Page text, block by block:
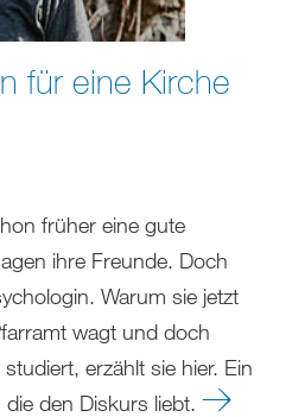
für eine Kirche
früher eine gute
ihre Freunde. Doch
Warum sie jetzt
wagt und doch
erzählt sie hier. Ein
den Diskurs liebt.